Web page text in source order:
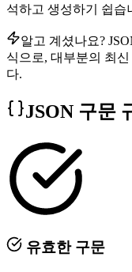
석하고 생성하기 쉽습
알고 계셨나요?
식으로, 대부분의 최
다.
JSON 구문
유효한 구문